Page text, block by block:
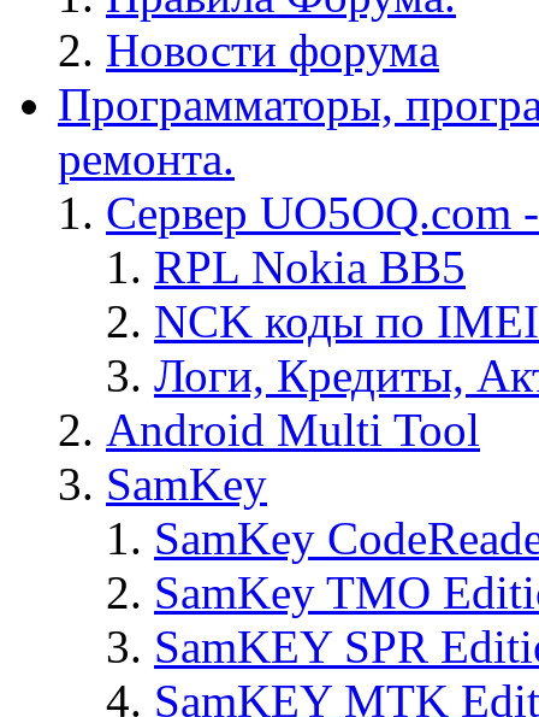
Новости форума
Программаторы,
ремонта.
Сервер
RPL Nokia BB5
NCK коды по IMEI
Логи, Кредиты,
Android Multi Tool
SamKey
SamKey
SamKey TMO
SamKEY SPR
SamKEY MTK